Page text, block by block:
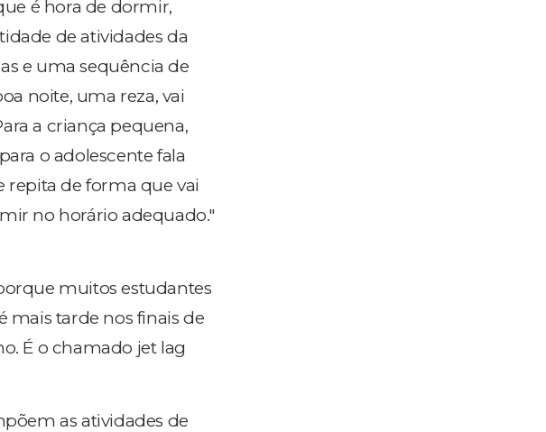
é hora de dormir,
de atividades da
e uma sequência de
noite, uma reza, vai
a criança pequena,
o adolescente fala
repita de forma que vai
no horário adequado."
muitos estudantes
mais tarde nos finais de
É o chamado jet lag
as atividades de